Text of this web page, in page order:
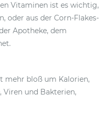
Vitaminen ist es wichtig,
oder aus der Corn-Flakes-
Apotheke, dem
mehr bloß um Kalorien,
Viren und Bakterien,